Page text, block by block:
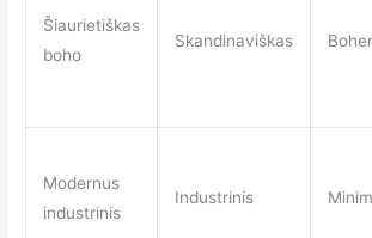
Šiaurietiškas
boho
Skandinaviškas
Modernus
industrinis
Industrinis